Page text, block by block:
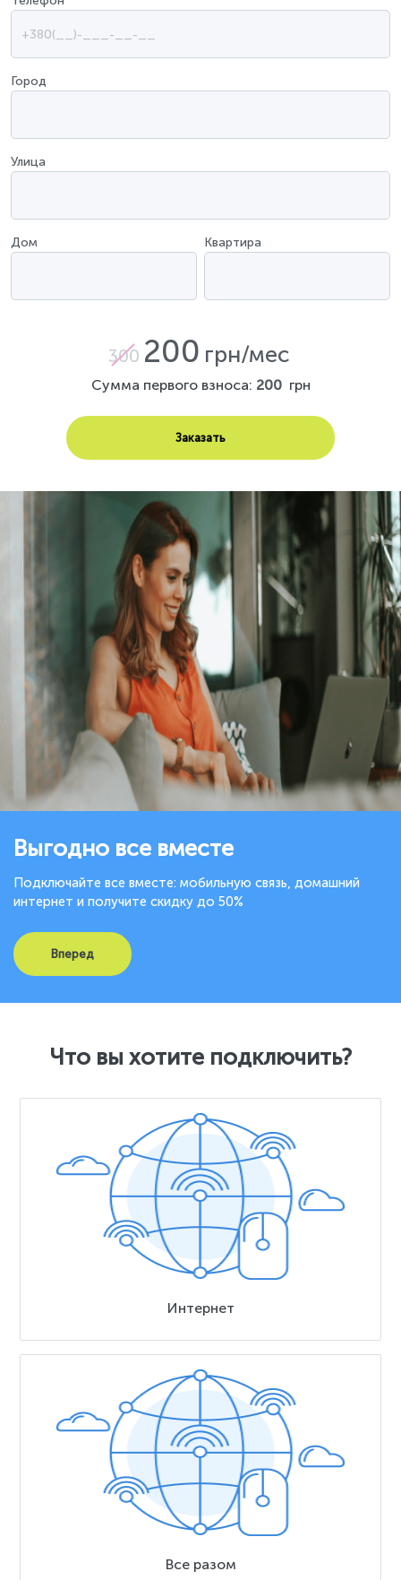
Город
Улица
Дом Квартира
300 200 грн/мес
Сумма первого взноса: 200 грн
Выгодно все вместе
Подключайте все вместе: мобильную связь, домашний
интернет и получите скидку до 50%
Вперед
Что вы хотите подключить?
Интернет
Все разом